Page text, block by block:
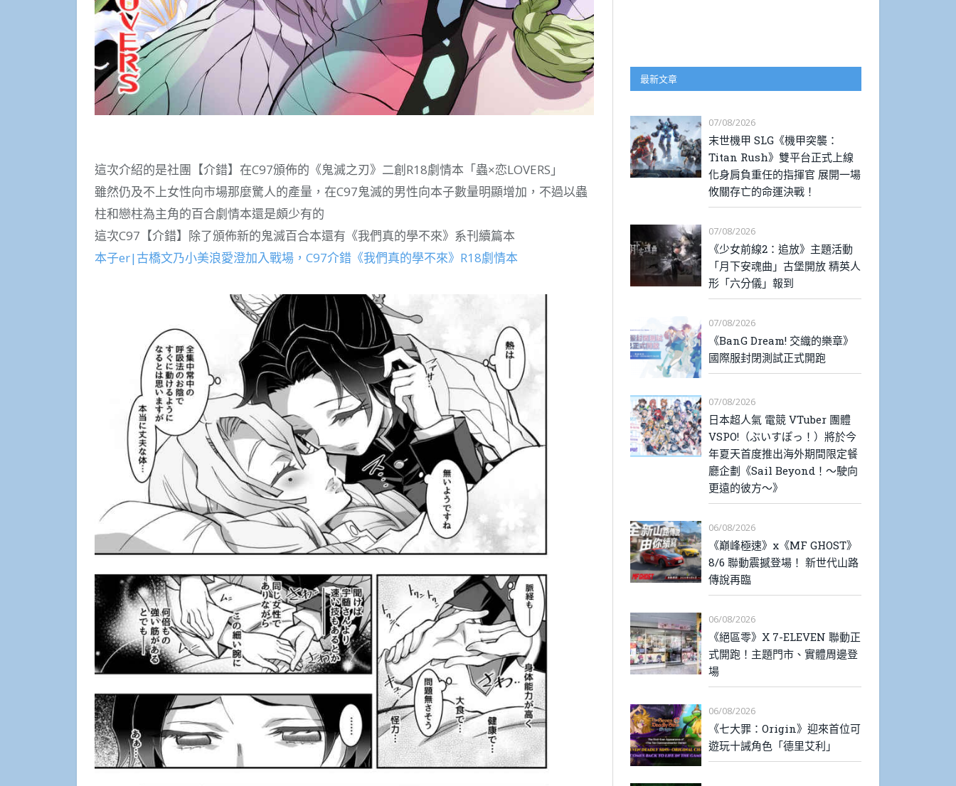
這次介紹的是社團【介錯】在C97頒佈的《鬼滅之刃》二創R18劇情本「蟲×恋LOVERS」
雖然仍及不上女性向市場那麼驚人的產量，在C97鬼滅的男性向本子數量明顯增加，不過以蟲
柱和戀柱為主角的百合劇情本還是頗少有的
這次C97【介錯】除了頒佈新的鬼滅百合本還有《我們真的學不來》系刊續篇本
本子er|古橋文乃小美浪愛澄加入戰場，C97介錯《我們真的學不來》R18劇情本
最新文章
07/08/2026
末世機甲 SLG《機甲突襲：
Titan Rush》雙平台正式上線
化身肩負重任的指揮官 展開一場
攸關存亡的命運決戰！
07/08/2026
《少女前線2：追放》主題活動
「月下安魂曲」古堡開放 精英人
形「六分儀」報到
07/08/2026
《BanG Dream! 交織的樂章》
國際服封閉測試正式開跑
07/08/2026
日本超人氣 電競 VTuber 團體
VSPO!（ぶいすぽっ！）將於今
年夏天首度推出海外期間限定餐
廳企劃《Sail Beyond！～駛向
更遠的彼方～》
06/08/2026
《巔峰極速》x《MF GHOST》
8/6 聯動震撼登場！ 新世代山路
傳說再臨
06/08/2026
《絕區零》X 7-ELEVEN 聯動正
式開跑！主題門市、實體周邊登
場
06/08/2026
《七大罪：Origin》迎來首位可
遊玩十誡角色「德里艾利」